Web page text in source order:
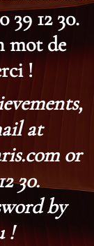
39 12 30.
mot de
!
at
or
30.
by
!